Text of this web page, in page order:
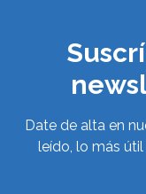
Date de alta en
leído, lo más